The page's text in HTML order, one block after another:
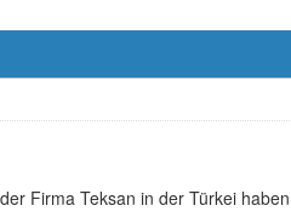
Firma Teksan in der Türkei